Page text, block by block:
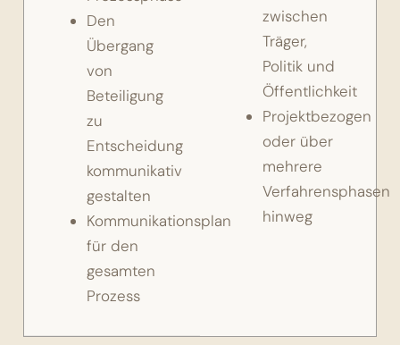
Den
Übergang
von
Beteiligung
zu
Entscheidung
kommunikativ
gestalten
Kommunikationsplan
für den
gesamten
Prozess
zwischen
Träger,
Politik und
Öffentlichkeit
Projektbezogen
oder über
mehrere
Verfahrensphasen
hinweg